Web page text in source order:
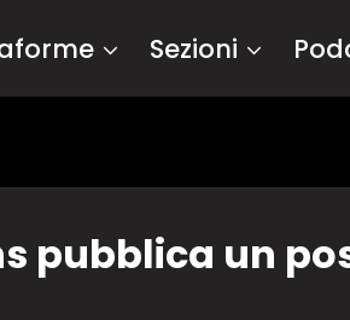
Sezioni
pubblica un